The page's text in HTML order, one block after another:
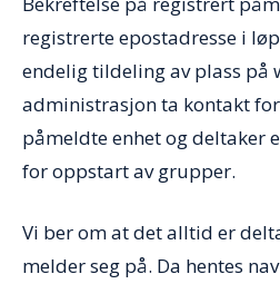
registrerte epostadresse i
endelig tildeling av plass på
administrasjon ta kontakt
påmeldte enhet og deltaker
for oppstart av grupper.
Vi ber om at det alltid er
melder seg på. Da hentes